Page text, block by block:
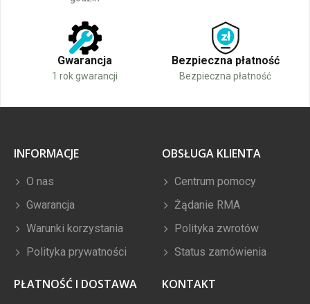
Gwarancja
1 rok gwarancji
Bezpieczna płatność
Bezpieczna płatność
INFORMACJE
O nas
Gwarancja
Warunki korzystania
Polityka prywatności
OBSŁUGA KLIENTA
Centrum pomocy
Żądanie RMA
Polityka zwrotów
Status zamówienia
PŁATNOŚĆ I DOSTAWA KONTAKT